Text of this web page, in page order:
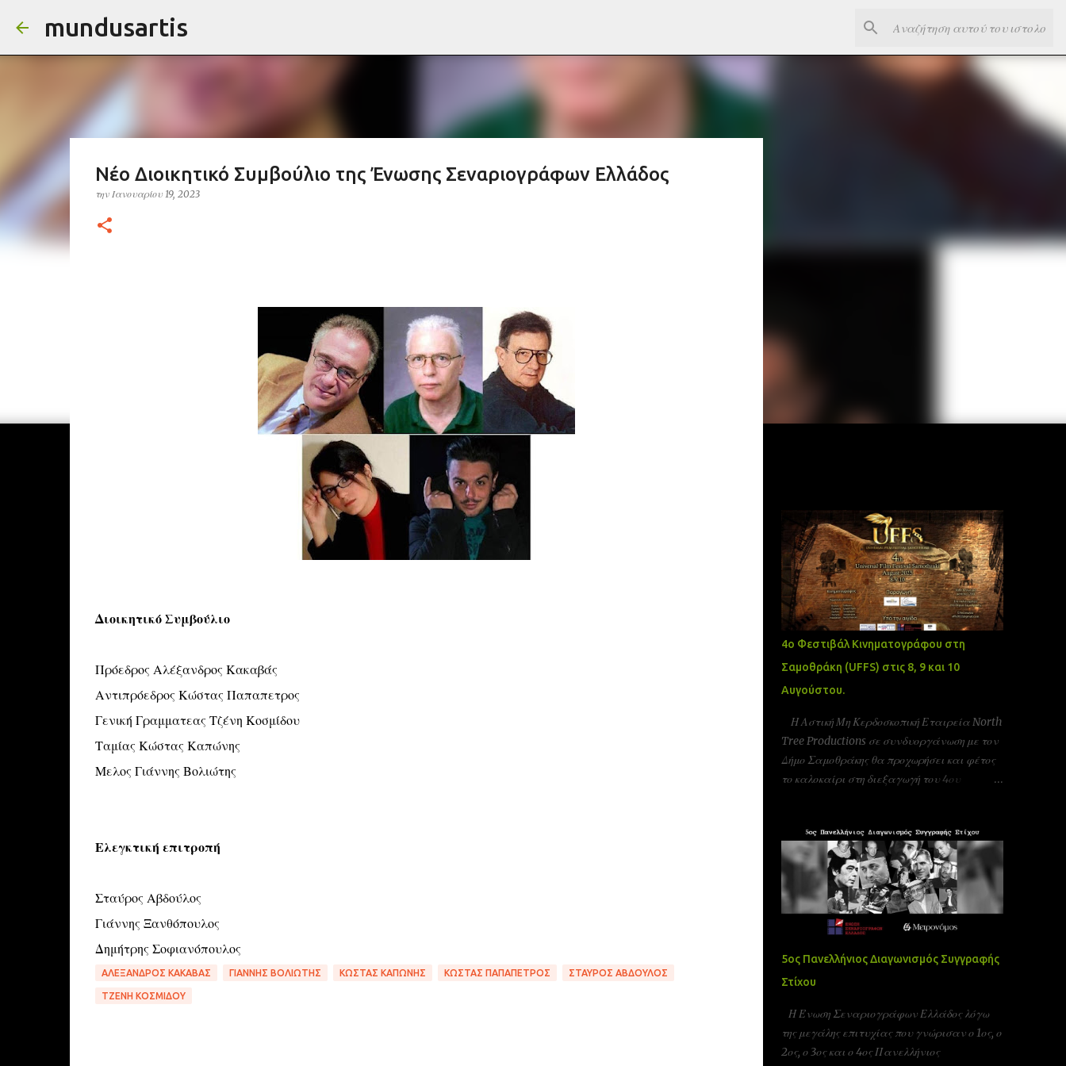
mundusartis
Νέο Διοικητικό Συμβούλιο της Ένωσης Σεναριογράφων Ελλάδος
την Ιανουαρίου 19, 2023
Διοικητικό Συμβούλιο
Πρόεδρος Αλέξανδρος Κακαβάς
Αντιπρόεδρος Κώστας Παπαπετρος
Γενική Γραμματεας Τζένη Κοσμίδου
Ταμίας Κώστας Καπώνης
Μελος Γιάννης Βολιώτης
Ελεγκτική επιτροπή
Σταύρος Αβδούλος
Γιάννης Ξανθόπουλος
Δημήτρης Σοφιανόπουλος
ΑΛΈΞΑΝΔΡΟΣ ΚΑΚΑΒΆΣ ΓΙΆΝΝΗΣ ΒΟΛΙΏΤΗΣ ΚΏΣΤΑΣ ΚΑΠΏΝΗΣ ΚΏΣΤΑΣ ΠΑΠΑΠΕΤΡΟΣ ΣΤΑΎΡΟΣ ΑΒΔΟΎΛΟΣ
ΤΖΈΝΗ ΚΟΣΜΊΔΟΥ
4ο Φεστιβάλ Κινηματογράφου στη
Σαμοθράκη (UFFS) στις 8, 9 και 10
Αυγούστου.
Η Αστική Μη Κερδοσκοπική Εταιρεία North
Tree Productions σε συνδυοργάνωση με τον
Δήμο Σαμοθράκης θα προχωρήσει και φέτος
το καλοκαίρι στη διεξαγωγή του 4ου
αδερφοποιημένοι με το φεστιβάλ ταινιών
μικρού μήκους Πράγας που γίνεται υπό την
Αιγίδα της ελληνικής πρεσβίας Τσεχίας όπως
επίσης και υπο την Αιγίδα της Unesco
Πειραιώς και νήσων και της Action Art καθώς
και της Εταιρεία Ελλήνων Σκηνοθετών και
της Ένωσης Σεναριογράφων Ελλάδας. Το
παγκόσμιο φεστιβάλ ταινιών μικρού μήκους
Σαμοθράκης είναι ένα νέο φεστιβάλ που
λαμβάνει χώρα κάθε καλοκαίρι στο νησί της
Σαμοθράκης για 3 ημέρες. Το φεστιβάλ
στοχεύει στην προώθηση του πολιτισμού και
5ος Πανελλήνιος Διαγωνισμός Συγγραφής
Στίχου
Η Ένωση Σεναριογράφων Ελλάδος λόγω
της μεγάλης επιτυχίας που γνώρισαν ο 1ος, ο
2ος, ο 3ος και ο 4ος Πανελλήνιος